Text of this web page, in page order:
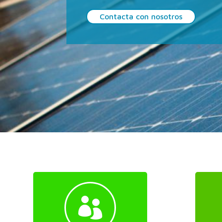
Contacta con nosotros
